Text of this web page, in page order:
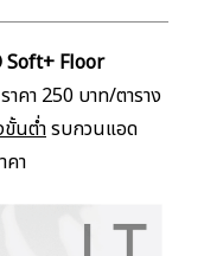
Soft+ Floor
คา 250 บาท/ตาราง
ขั้นต่ำรบกวนแอด
คา